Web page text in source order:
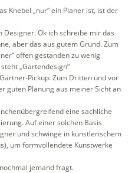
Knebel „nur“ ein Planer ist, ist der
Designer. Ok ich schreibe mir das
aber das aus gutem Grund. Zum
offen gestanden zu wenig
„Gartendesign“
Pickup. Zum Dritten und vor
guten Planung aus meiner Sicht an
eine sachliche
Auf einer solchen Basis
und schwinge in künstlerischem
um formvollendete Kunstwerke
jemand fragt.